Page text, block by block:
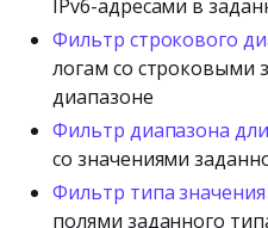
IPv6-адресами в
Фильтр строкового
логам со строковыми
диапазоне
Фильтр диапазона
со значениями
Фильтр типа значения
полями заданного